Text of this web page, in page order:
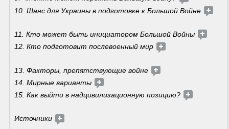
10. Шанс для Украины в подготовке к Большой Войне
11. Кто может быть инициатором Большой Войны
12. Кто подготовит послевоенный мир
13. Факторы, препятствующие войне
14. Мирные варианты
15. Как выйти в надцивилизационную позицию?
Источники